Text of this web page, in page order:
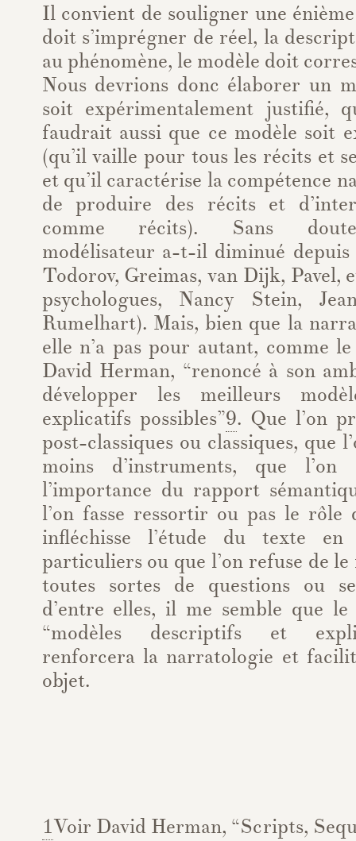
Il convient de souligner une
doit s’imprégner de réel, la
au phénomène, le modèle doit
Nous devrions donc élaborer un
soit expérimentalement justifié,
faudrait aussi que ce modèle soit
(qu’il vaille pour tous les récits et
et qu’il caractérise la compétence
de produire des récits et
comme récits). Sans doute
modélisateur a-t-il diminué
Todorov, Greimas, van Dijk, Pavel,
psychologues, Nancy Stein,
Rumelhart). Mais, bien que la
elle n’a pas pour autant, comme
David Herman, “renoncé à son
développer les meilleurs
explicatifs possibles”9. Que l’on
post-classiques ou classiques, que
moins d’instruments, que
l’importance du rapport
l’on fasse ressortir ou pas le rôle
infléchisse l’étude du texte en
particuliers ou que l’on refuse de le
toutes sortes de questions ou
d’entre elles, il me semble que le
“modèles descriptifs et
renforcera la narratologie et
objet.
1Voir David Herman, “Scripts,